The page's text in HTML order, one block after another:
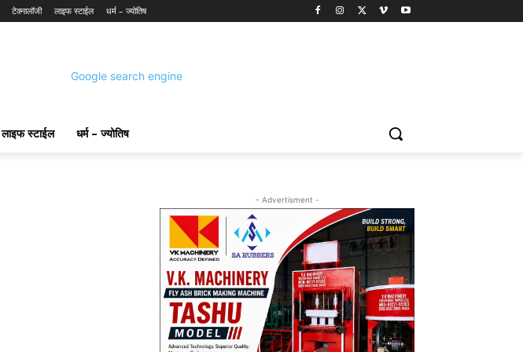
टेक्नालॉजी लाइफ स्टाईल धर्म – ज्योतिष
लाइफ स्टाईल धर्म – ज्योतिष
- Advertisment -